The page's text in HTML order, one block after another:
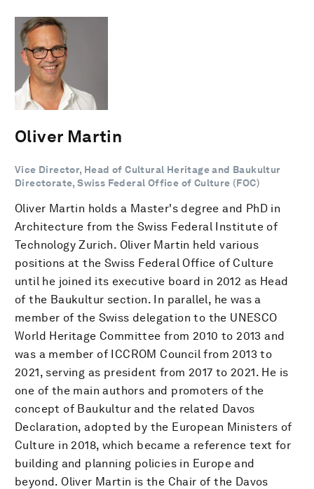
Oliver Martin
Vice Director, Head of Cultural Heritage and Baukultur
Directorate, Swiss Federal Office of Culture (FOC)
Oliver Martin holds a Master's degree and PhD in
Architecture from the Swiss Federal Institute of
Technology Zurich. Oliver Martin held various
positions at the Swiss Federal Office of Culture
until he joined its executive board in 2012 as Head
of the Baukultur section. In parallel, he was a
member of the Swiss delegation to the UNESCO
World Heritage Committee from 2010 to 2013 and
was a member of ICCROM Council from 2013 to
2021, serving as president from 2017 to 2021. He is
one of the main authors and promoters of the
concept of Baukultur and the related Davos
Declaration, adopted by the European Ministers of
Culture in 2018, which became a reference text for
building and planning policies in Europe and
beyond. Oliver Martin is the Chair of the Davos